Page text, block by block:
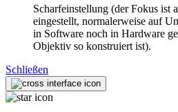
Scharfeinstellung (der Fokus ist
eingestellt, normalerweise auf
in Software noch in Hardware
Objektiv so konstruiert ist).
Schließen